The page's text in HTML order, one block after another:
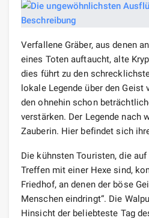
Verfallene Gräber, aus denen
eines Toten auftaucht, alte
dies führt zu den
lokale Legende über den Geist
den ohnehin schon
verstärken. Der Legende nach
Zauberin. Hier befindet sich
Die kühnsten Touristen, die
Treffen mit einer Hexe sind,
Friedhof, an denen der böse
Menschen eindringt“. Die
Hinsicht der beliebteste Tag